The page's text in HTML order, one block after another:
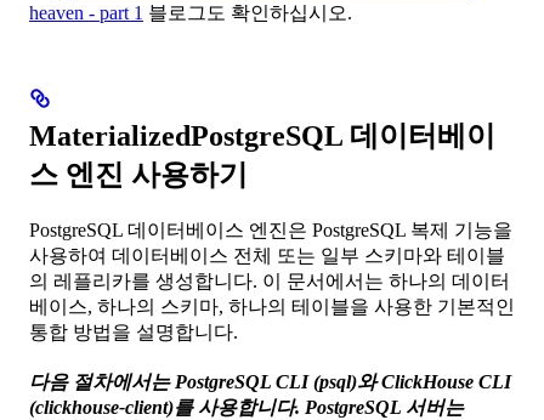
heaven - part 1 블로그도 확인하십시오.
MaterializedPostgreSQL 데이터베이
스 엔진 사용하기
PostgreSQL 데이터베이스 엔진은 PostgreSQL 복제 기능을
사용하여 데이터베이스 전체 또는 일부 스키마와 테이블
의 레플리카를 생성합니다. 이 문서에서는 하나의 데이터
베이스, 하나의 스키마, 하나의 테이블을 사용한 기본적인
통합 방법을 설명합니다.
다음 절차에서는 PostgreSQL CLI (psql)와 ClickHouse CLI
(clickhouse-client)를 사용합니다. PostgreSQL 서버는